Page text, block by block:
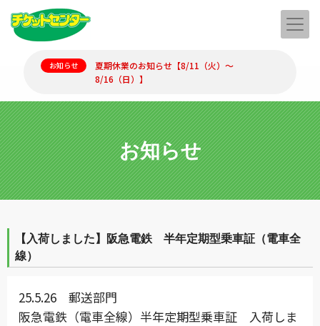
お知らせ
夏期休業のお知らせ【8/11（火）～
8/16（日）】
お知らせ
【入荷しました】阪急電鉄 半年定期型乗車証（電車全
線）
25.5.26 郵送部門
阪急電鉄（電車全線）半年定期型乗車証 入荷しま